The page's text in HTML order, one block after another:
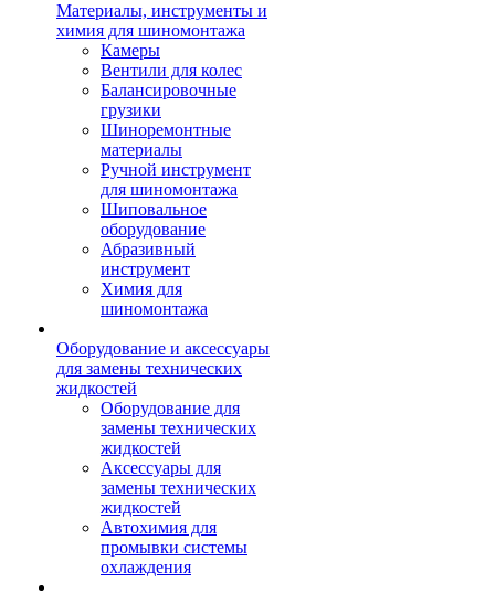
Материалы, инструменты и
химия для шиномонтажа
Камеры
Вентили для колес
Балансировочные
грузики
Шиноремонтные
материалы
Ручной инструмент
для шиномонтажа
Шиповальное
оборудование
Абразивный
инструмент
Химия для
шиномонтажа
Оборудование и аксессуары
для замены технических
жидкостей
Оборудование для
замены технических
жидкостей
Аксессуары для
замены технических
жидкостей
Автохимия для
промывки системы
охлаждения